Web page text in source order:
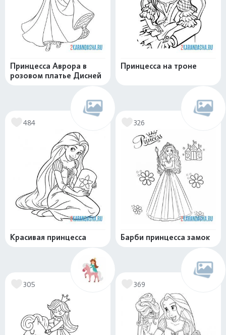
Принцесса Аврора в
розовом платье Дисней
Принцесса на троне
484
Красивая принцесса
326
Барби принцесса замок
305 369